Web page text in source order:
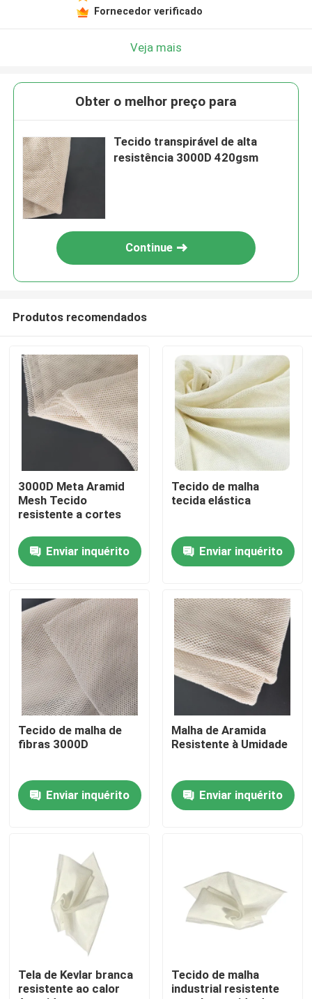
Produtos
Vídeos
Sobre nós
Contacte-nos
Peça umas citações
Tela de Aramid do meta
tela do aramid de para
Fornecedor verificado
Veja mais
Obter o melhor preço para
Tecido transpirável de alta
resistência 3000D 420gsm
Continue
Produtos recomendados
3000D Meta Aramid
Mesh Tecido
resistente a cortes
Enviar inquérito
Tecido de malha
tecida elástica
Enviar inquérito
Tecido de malha de
fibras 3000D
Enviar inquérito
Malha de Aramida
Resistente à Umidade
Enviar inquérito
Tela de Kevlar branca
resistente ao calor
Tecido de malha
industrial resistente